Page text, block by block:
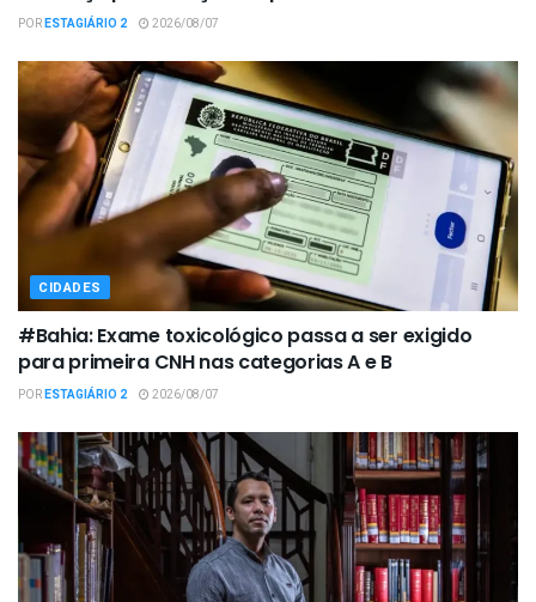
PORESTAGIÁRIO 2 2026/08/07
CIDADES
#Bahia: Exame toxicológico passa a ser exigido
para primeira CNH nas categorias A e B
PORESTAGIÁRIO 2 2026/08/07